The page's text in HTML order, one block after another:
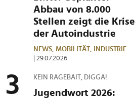
Abbau von 8.000
Stellen zeigt die Krise
der Autoindustrie
NEWS, MOBILITÄT,
INDUSTRIE
| 29.07.2026
KEIN RAGEBAIT, DIGGA!
Jugendwort 2026: